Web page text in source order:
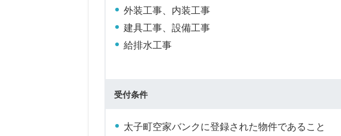
外装工事、内装工事
建具工事、設備工事
給排水工事
受付条件
太子町空家バンクに登録された物件であること